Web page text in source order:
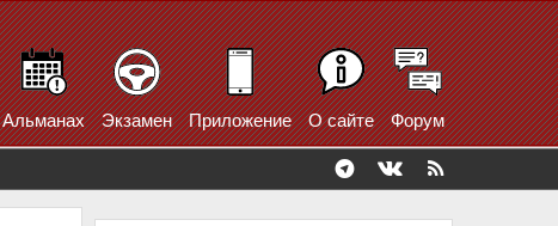
Альманах Экзамен Приложение О сайте Форум